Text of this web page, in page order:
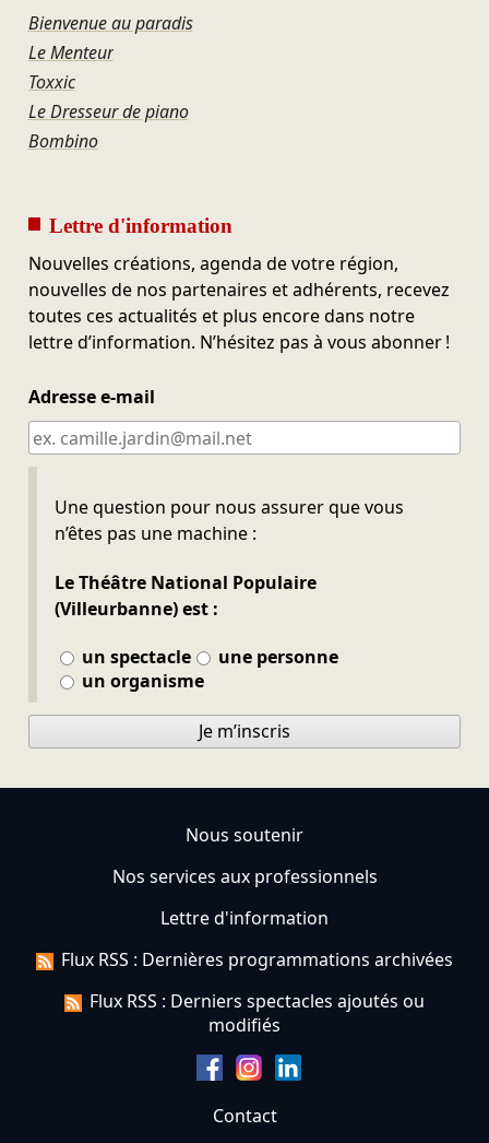
Bienvenue au paradis
Le Menteur
Toxxic
Le Dresseur de piano
Bombino
Lettre d'information
Nouvelles créations, agenda de votre région,
nouvelles de nos partenaires et adhérents, recevez
toutes ces actualités et plus encore dans notre
lettre d’information. N’hésitez pas à vous abonner !
Adresse e-mail
Une question pour nous assurer que vous
n’êtes pas une machine :
Le Théâtre National Populaire
(Villeurbanne) est :
un spectacle
une personne
un organisme
Ne pas remplir
Je m’inscris
Nous soutenir
Nos services aux professionnels
Lettre d'information
Flux RSS : Dernières programmations archivées
Flux RSS : Derniers spectacles ajoutés ou
modifiés
Contact